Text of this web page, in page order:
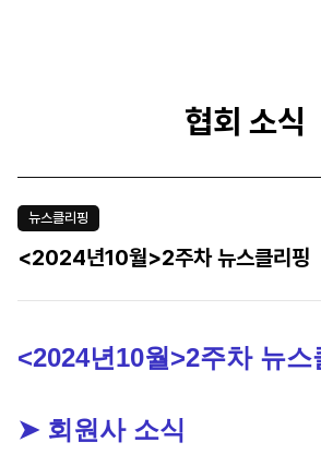
협회 소식
뉴스클리핑
<2024년10월>2주차 뉴스클리핑
<2024년10월>2주차 뉴스
➤ 회원사 소식